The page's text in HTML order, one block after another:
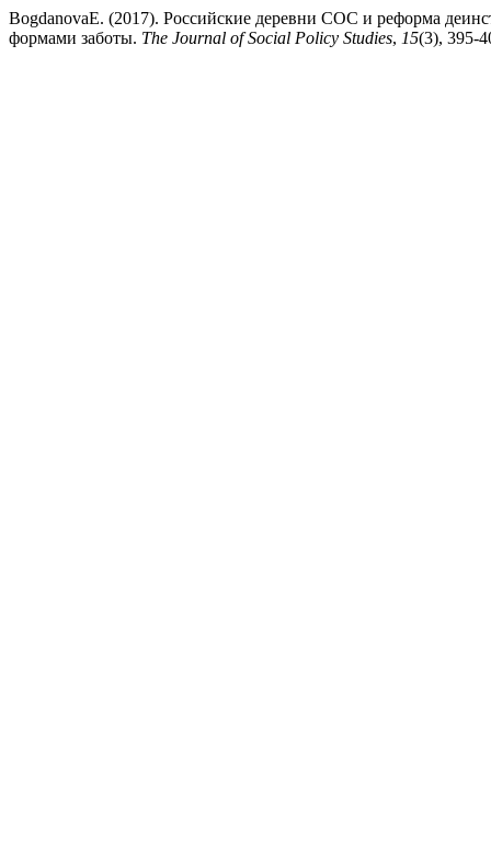
BogdanovaE. (2017). Российские деревни СОС и реформа
формами заботы. The Journal of Social Policy Studies, 15(3), 395-